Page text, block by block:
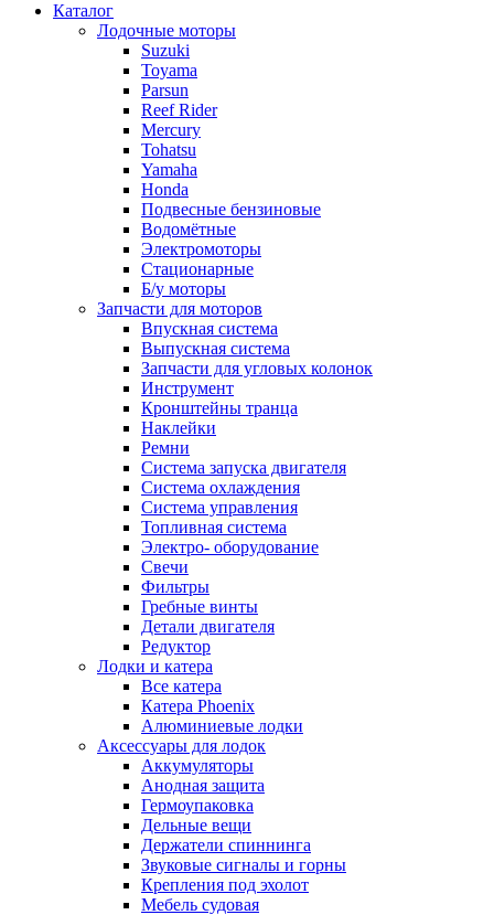
Каталог
Лодочные моторы
Suzuki
Toyama
Parsun
Reef Rider
Mercury
Tohatsu
Yamaha
Honda
Подвесные бензиновые
Водомётные
Электромоторы
Стационарные
Б/у моторы
Запчасти для моторов
Впускная система
Выпускная система
Запчасти для угловых колонок
Инструмент
Кронштейны транца
Наклейки
Ремни
Система запуска двигателя
Система охлаждения
Система управления
Топливная система
Электро- оборудование
Свечи
Фильтры
Гребные винты
Детали двигателя
Редуктор
Лодки и катера
Все катера
Катера Phoenix
Алюминиевые лодки
Аксессуары для лодок
Аккумуляторы
Анодная защита
Гермоупаковка
Дельные вещи
Держатели спиннинга
Звуковые сигналы и горны
Крепления под эхолот
Мебель судовая